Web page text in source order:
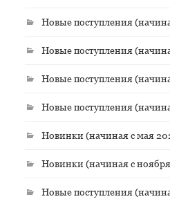
Новые поступления
Новые поступления
Новые поступления
Новые поступления
Новинки (начиная с мая
Новинки (начиная с
Новые поступления